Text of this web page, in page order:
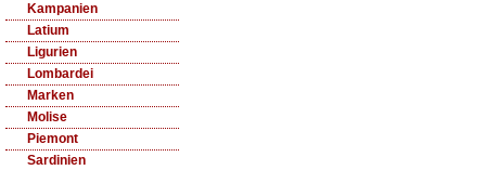
Kampanien
Latium
Ligurien
Lombardei
Marken
Molise
Piemont
Sardinien